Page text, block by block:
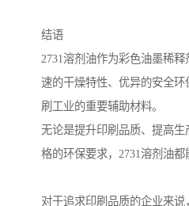
结语
2731溶剂油作为彩色油墨稀
速的干燥特性、优异的安全环
刷工业的重要辅助材料。
无论是提升印刷品质、提高
格的环保要求，2731溶剂油都
对于追求印刷品质的企业来说